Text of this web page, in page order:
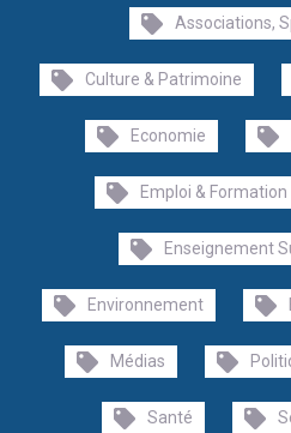
Associations,
Culture & Patrimoine
Economie
Emploi & Formation
Enseignement
Environnement
Médias
Santé